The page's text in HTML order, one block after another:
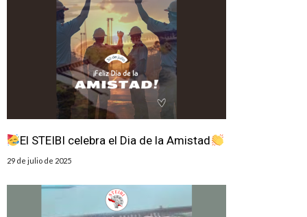
El STEIBI celebra el Dia de la Amistad
29 de julio de 2025